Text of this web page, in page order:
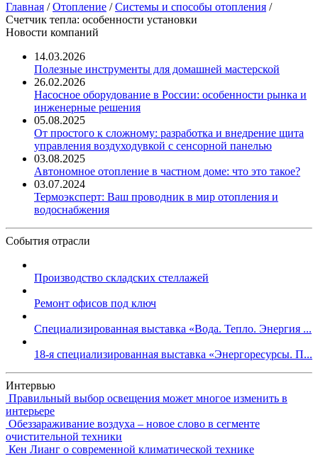
Главная /Отопление /Системы и способы отопления /
Счетчик тепла: особенности установки
Новости компаний
14.03.2026
Полезные инструменты для домашней мастерской
26.02.2026
Насосное оборудование в России: особенности рынка и
инженерные решения
05.08.2025
От простого к сложному: разработка и внедрение щита
управления воздуходувкой с сенсорной панелью
03.08.2025
Автономное отопление в частном доме: что это такое?
03.07.2024
Термоэксперт: Ваш проводник в мир отопления и
водоснабжения
События отрасли
Производство складских стеллажей
Ремонт офисов под ключ
Специализированная выставка «Вода. Тепло. Энергия ...
18-я специализированная выставка «Энергоресурсы. П...
Интервью
Правильный выбор освещения может многое изменить в
интерьере
Обеззараживание воздуха – новое слово в сегменте
очистительной техники
Кен Лианг о современной климатической технике